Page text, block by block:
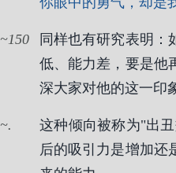
150
同样也有研究表明：
低、能力差，要是他
深大家对他的这一印
.
这种倾向被称为"出
后的吸引力是增加还